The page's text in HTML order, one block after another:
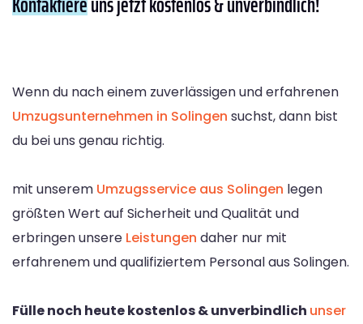
Wenn du nach einem zuverlässigen und erfahrenen
Umzugsunternehmen in Solingen suchst, dann bist
du bei uns genau richtig.
mit unserem Umzugsservice aus Solingen legen
größten Wert auf Sicherheit und Qualität und
erbringen unsere Leistungen daher nur mit
erfahrenem und qualifiziertem Personal aus Solingen.
Fülle noch heute kostenlos & unverbindlich unser